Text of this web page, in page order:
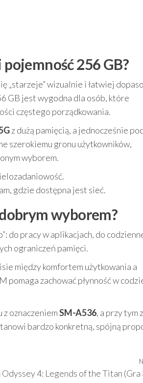
256 GB?
„starzeje” wizualnie i łatwiej
GB jest wygodna dla osób, które
częstego porządkowania.
z dużą pamięcią, a jednocześnie
szerokiemu gronu użytkowników,
wyborem.
gdzie dostępna jest sieć.
wyborem?
do pracy w aplikacjach, do
ograniczeń pamięci.
między komfortem użytkowania a
zachować płynność w
z oznaczeniemSM-A536, a przy tym
bardzo konkretną, spójną
4: Legends of the Titan (Gra